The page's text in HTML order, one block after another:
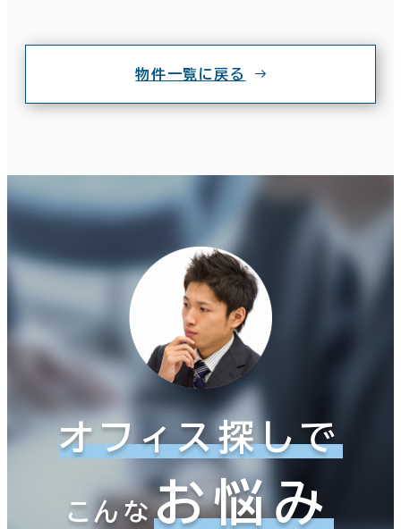
物件一覧に戻る
オフィス探しで
こんなお悩み